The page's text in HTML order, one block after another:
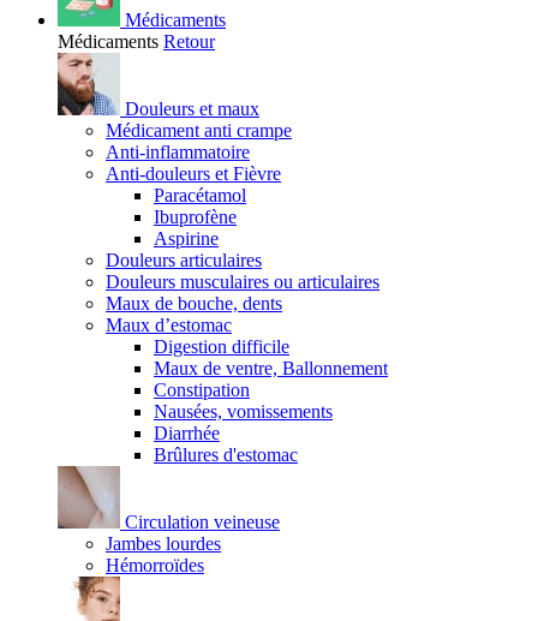
Médicaments
Médicaments Retour
Douleurs et maux
Médicament anti crampe
Anti-inflammatoire
Anti-douleurs et Fièvre
Paracétamol
Ibuprofène
Aspirine
Douleurs articulaires
Douleurs musculaires ou articulaires
Maux de bouche, dents
Maux d’estomac
Digestion difficile
Maux de ventre, Ballonnement
Constipation
Nausées, vomissements
Diarrhée
Brûlures d'estomac
Circulation veineuse
Jambes lourdes
Hémorroïdes